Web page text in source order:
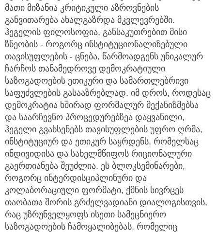
მათი მიზანია კრიტიკული აზროვნების
განვითარება ახალგაზრდა მკვლევრებში.
ჰეგელის ფილოსოფია, განსაკუთრებით მისი
ზნეობის - როგორც ინსტიტუციონალიზებული
თავისუფლების - ცნება, წარმოადგენს უნიკალურ
ჩარჩოს თანამედროვე დემოკრატიული
საზოგადოების ეთიკური და სამართლებრივი
საფუძვლების გასააზრებლად. იმ დროს, როდესაც
დემოკრატია ხშირად ფორმალურ მექანიზმებსა
და საარჩევნო პროცედურებზეა დაყვანილი,
ჰეგელი გვახსენებს თავისუფლების უფრო ღრმა,
ინსტიტუციურ და ეთიკურ საყრდენს, რომელსაც
ინდივიდისა და სახელმწიფოს რიციონალური
გაერთიანება შეუძლია. ეს ბლოკსემინარები,
როგორც ინტერდისციპლინური და
კოლაბორაციული ფორმატი, ქმნის სივრცეს
თაობათა შორის გრძელვადიანი დიალოგისთვის,
რაც უზრუნველყოფს ისეთი სამეცნიერო
საზოგადოების ჩამოყალიბებას, რომელიც